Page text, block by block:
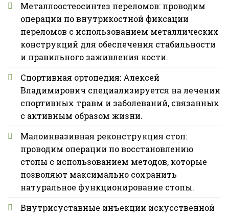
Металлоостеосинтез переломов: проводим
операции по внутрикостной фиксации
переломов с использованием металлических
конструкций для обеспечения стабильности
и правильного заживления кости.
Спортивная ортопедия: Алексей
Владимирович специализируется на лечении
спортивных травм и заболеваний, связанных
с активным образом жизни.
Малоинвазивная реконструкция стоп:
проводим операции по восстановлению
стопы с использованием методов, которые
позволяют максимально сохранить
натуральное функционирование стопы.
Внутрисуставные инъекции искусственной